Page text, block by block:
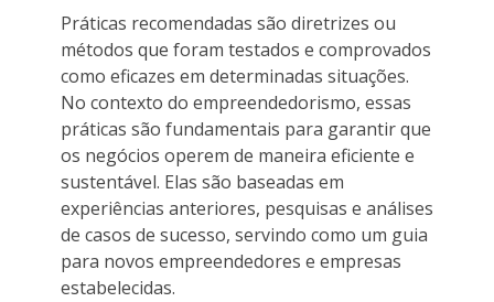
Práticas recomendadas são diretrizes ou
métodos que foram testados e comprovados
como eficazes em determinadas situações.
No contexto do empreendedorismo, essas
práticas são fundamentais para garantir que
os negócios operem de maneira eficiente e
sustentável. Elas são baseadas em
experiências anteriores, pesquisas e análises
de casos de sucesso, servindo como um guia
para novos empreendedores e empresas
estabelecidas.